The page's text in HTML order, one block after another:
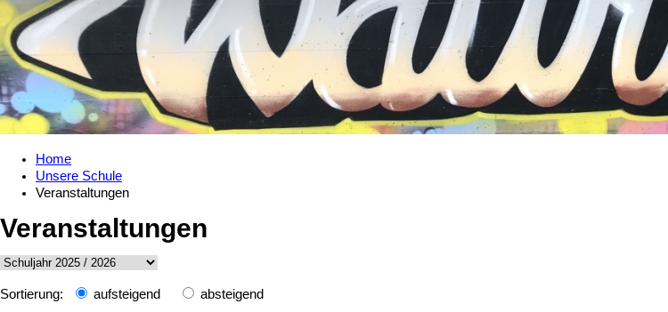
Home
Unsere Schule
Veranstaltungen
Veranstaltungen
Sortierung: aufsteigend absteigend